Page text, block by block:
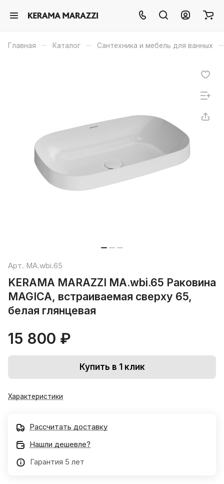
Главная – Каталог – Сантехника и мебель для ванных –
Арт. MA.wbi.65
KERAMA MARAZZI MA.wbi.65 Раковина
MAGICA, встраиваемая сверху 65,
белая глянцевая
15 800 ₽
Купить в 1 клик
Характеристики
Рассчитать доставку
Нашли дешевле?
Гарантия 5 лет